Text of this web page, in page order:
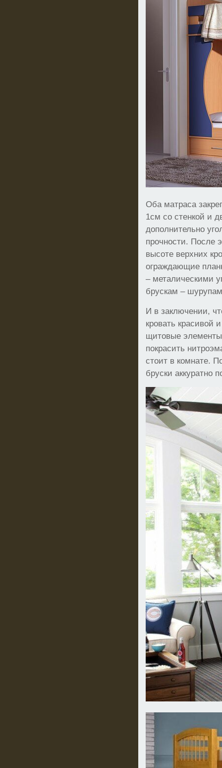
Оба матраса
1см со стенкой и
дополнительно
прочности. После
высоте верхних
ограждающие
– металическими
брускам –
И в заключении,
кровать красивой
щитовые
покрасить
стоит в комнате.
бруски аккуратно